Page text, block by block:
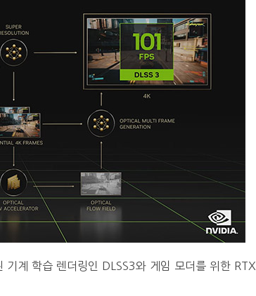
계 학습 렌더링인 DLSS3와 게임 모더를 위한 RTX